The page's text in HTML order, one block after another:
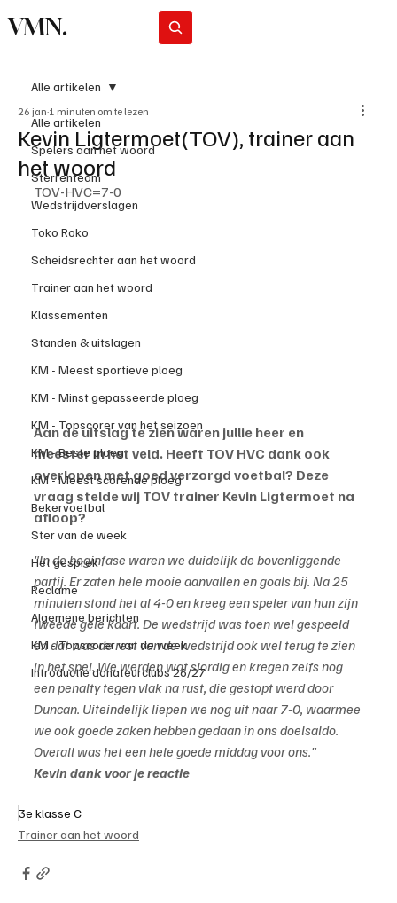
VMN.
Alle artikelen
Spelers aan het woord
Sterrenteam
Wedstrijdverslagen
Toko Roko
Scheidsrechter aan het woord
Trainer aan het woord
Klassementen
Standen & uitslagen
KM - Meest sportieve ploeg
KM - Minst gepasseerde ploeg
KM - Topscorer van het seizoen
KM - Beste ploeg
KM - Meest scorende ploeg
Bekervoetbal
Ster van de week
Het gesprek
Reclame
Algemene berichten
KM - Topscorer van de week
Introductie donateurclubs 26/27
Alle artikelen
Kevin Ligtermoet(TOV), trainer aan
het woord
26 jan 1 minuten om te lezen
TOV-HVC=7-0
Aan de uitslag te zien waren jullie heer en
meester in het veld. Heeft TOV HVC dank ook
overlopen met goed verzorgd voetbal? Deze
vraag stelde wij TOV trainer Kevin Ligtermoet na
afloop?
"In de beginfase waren we duidelijk de bovenliggende
partij. Er zaten hele mooie aanvallen en goals bij. Na 25
minuten stond het al 4-0 en kreeg een speler van hun zijn
tweede gele kaart. De wedstrijd was toen wel gespeeld
en dat was de rest van de wedstrijd ook wel terug te zien
in het spel. We werden wat slordig en kregen zelfs nog
een penalty tegen vlak na rust, die gestopt werd door
Duncan. Uiteindelijk liepen we nog uit naar 7-0, waarmee
we ook goede zaken hebben gedaan in ons doelsaldo.
Overall was het een hele goede middag voor ons."
Kevin dank voor je reactie
3e klasse C
Trainer aan het woord